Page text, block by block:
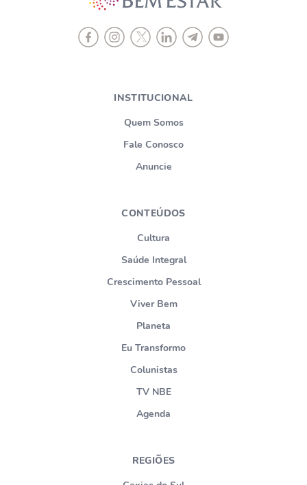
INSTITUCIONAL
Quem Somos
Fale Conosco
Anuncie
CONTEÚDOS
Cultura
Saúde Integral
Crescimento Pessoal
Viver Bem
Planeta
Eu Transformo
Colunistas
TV NBE
Agenda
REGIÕES